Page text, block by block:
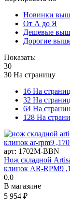
Новинки
От А до Я
Дешевые
Дорогие
Показать:
30
30 На страницу
16 На
32 На
64 На
128 На
арт: 1702M-BBN
Нож складной
клинок AR-RPM9
0.0
В магазине
5 954 ₽